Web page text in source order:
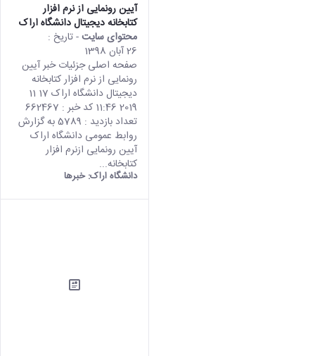
آیین رونمایی از نرم افزار
کتابخانه دیجیتال دانشگاه اراک
محتوای سایت- تاریخ :
26 آبان 1398
صفحه اصلی جزئیات خبر آیین
رونمایی از نرم افزار کتابخانه
دیجیتال دانشگاه اراک 17 11
2019 11:46 کد خبر : 662467
تعداد بازدید : 5789 به گزارش
روابط عمومی دانشگاه اراک
آیین رونمایی ازنرم افزار
کتابخانه...
دانشگاه اراک:خبرها